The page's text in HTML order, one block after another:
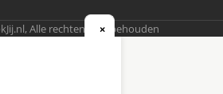
Alle rechten voorbehouden
×